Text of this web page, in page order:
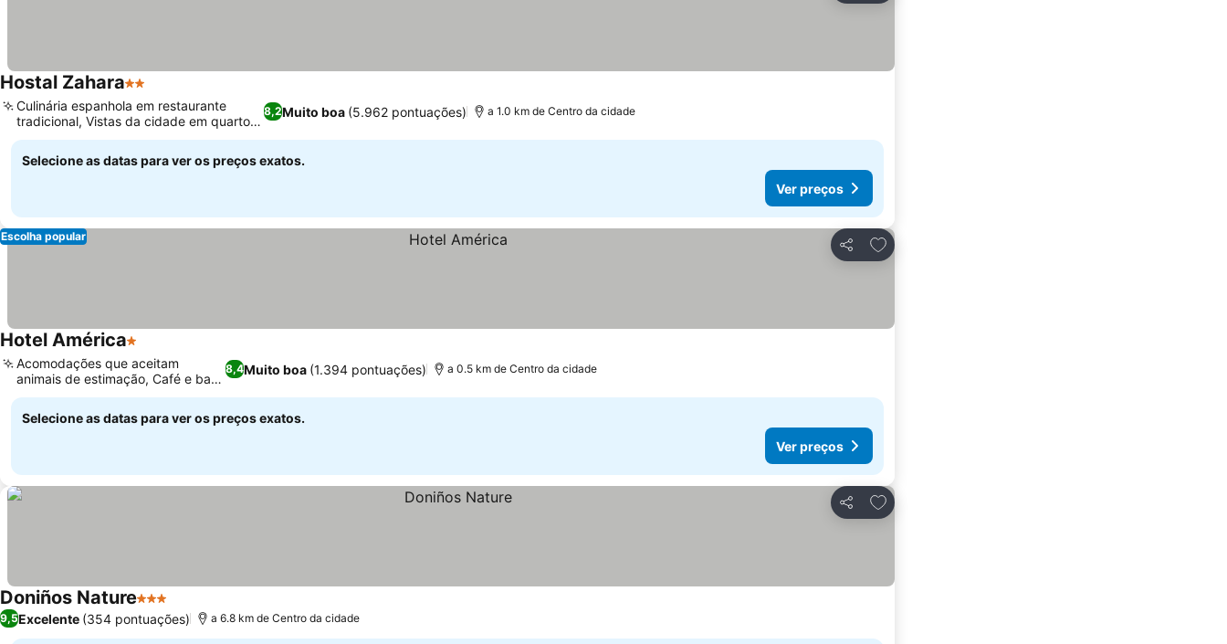
Hostal Zahara2 Estrelas
8,2Muito boa (5.962 pontuações)
Culinária espanhola em restaurante
tradicional, Vistas da cidade em quartos
selecionados
a 1.0 km de Centro da cidade
Selecione as datas para ver os preços exatos.
Ver preços
Partilhar
Adicionar aos favoritos
Escolha popular
Hotel América1 Estrelas
8,4Muito boa (1.394 pontuações)
Acomodações que aceitam
animais de estimação, Café e bar
no local
a 0.5 km de Centro da cidade
Selecione as datas para ver os preços exatos.
Ver preços
Partilhar
Adicionar aos favoritos
Doniños Nature3 Estrelas
9,5Excelente (354 pontuações) a 6.8 km de Centro da cidade